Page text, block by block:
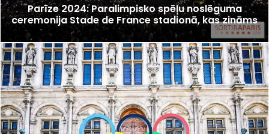
Parīze 2024: Paralimpisko spēļu noslēguma
ceremonija Stade de France stadionā, kas zināms